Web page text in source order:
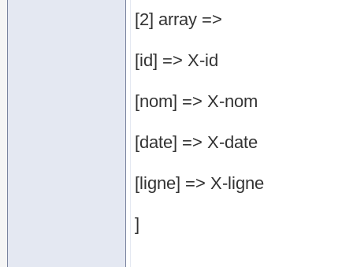
[2] array =>
[id] => X-id
[nom] => X-nom
[date] => X-date
[ligne] => X-ligne
]